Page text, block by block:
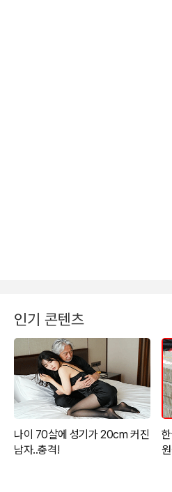
인기 콘텐츠